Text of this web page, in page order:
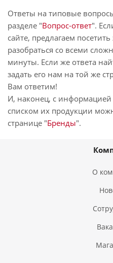
Ответы на типовые
разделе "Вопрос-ответ".
сайте, предлагаем
разобраться со всеми
минуты. Если же ответа
задать его нам на той же
Вам ответим!
И, наконец, с информацией
списком их продукции
странице "Бренды".
О